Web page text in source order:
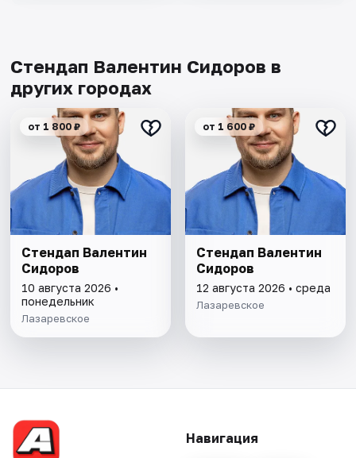
Стендап Валентин Сидоров в
других городах
от 1 800 ₽
Стендап Валентин
Сидоров
10 августа 2026 •
понедельник
Лазаревское
от 1 600 ₽
Стендап Валентин
Сидоров
12 августа 2026 • среда
Лазаревское
Навигация